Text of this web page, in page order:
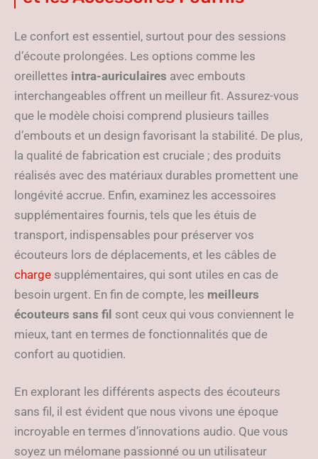
Le confort est essentiel, surtout pour des sessions
d’écoute prolongées. Les options comme les
oreillettes intra-auriculaires avec embouts
interchangeables offrent un meilleur fit. Assurez-vous
que le modèle choisi comprend plusieurs tailles
d’embouts et un design favorisant la stabilité. De plus,
la qualité de fabrication est cruciale ; des produits
réalisés avec des matériaux durables promettent une
longévité accrue. Enfin, examinez les accessoires
supplémentaires fournis, tels que les étuis de
transport, indispensables pour préserver vos
écouteurs lors de déplacements, et les câbles de
charge supplémentaires, qui sont utiles en cas de
besoin urgent. En fin de compte, les meilleurs
écouteurs sans fil sont ceux qui vous conviennent le
mieux, tant en termes de fonctionnalités que de
confort au quotidien.
En explorant les différents aspects des écouteurs
sans fil, il est évident que nous vivons une époque
incroyable en termes d’innovations audio. Que vous
soyez un mélomane passionné ou un utilisateur